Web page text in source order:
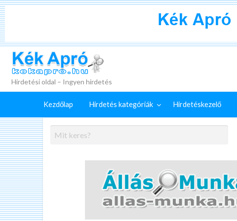
+
Hirdetés
feladása
Hirdetési oldal – Ingyen hirdetés
Kezdőlap Hirdetés kategóriák Hirdetéskezelő